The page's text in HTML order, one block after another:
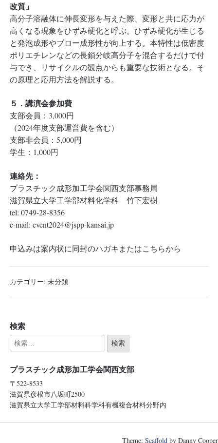
改質」
高分子溶融体に伸長変形を与えた際、変形と共に応力が
高くなる現象をひずみ硬化と呼ぶ。ひずみ硬化が生じる
と発泡成形やブロー成形性が向上する。本特性は低密度
ポリエチレンなどの長鎖分岐高分子を混合するだけで付
与でき、リサイクルの観点からも重要な技術となる。そ
の原理と応用方法を解説する。
５．講演会参加費
支部会員：3,000円
（2024年度支部運営費を含む）
支部非会員：5,000円
学生：1,000円
連絡先：
プラスチック成形加工学会関西支部事務局
滋賀県立大学工学部材料化学科 竹下宏樹
tel: 0749-28-8356
e-mail: event2024@jspp-kansai.jp
申込みは案内状に同封のハガキまたはこちらから
カテゴリー: 未分類
検索
プラスチック成形加工学会関西支部
〒522-8533
滋賀県彦根市八坂町2500
滋賀県立大学工学部材料科学科有機複合材料分野内
Theme: Scaffold by Danny Cooper